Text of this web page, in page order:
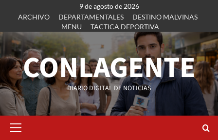
9 de agosto de 2026
ARCHIVO
DEPARTAMENTALES
DESTINO MALVINAS
MENU
TACTICA DEPORTIVA
CONLAGENTE
DIARIO DIGITAL DE NOTICIAS